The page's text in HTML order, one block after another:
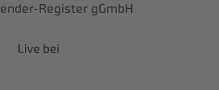
Register gGmbH